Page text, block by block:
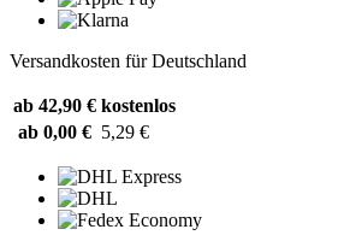
Versandkosten für Deutschland
ab 42,90 € kostenlos
ab 0,00 € 5,29 €